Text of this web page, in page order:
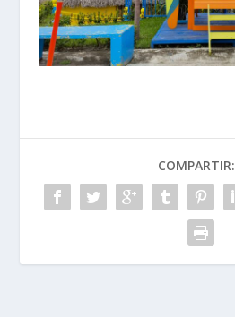
COMPARTIR: